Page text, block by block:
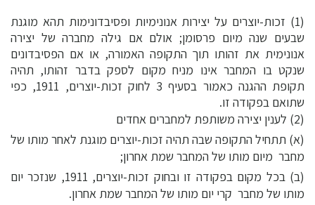
(1) זכות-יוצרים על יצירות אנונימיות ופסיבדונימות תהא מוגנת
שבעים שנה מיום פרסומן; אולם אם גילה מחברה של יצירה
אנונימית את זהותו תוך התקופה האמורה, או אם הפסיבדונים
שנקט בו המחבר אינו מניח מקום לספק בדבר זהותו, תהיה
תקופת ההגנה כאמור בסעיף 3 לחוק זכות-יוצרים, 1911, כפי
שתואם בפקודה זו.
(2) לענין יצירה משותפת למחברים אחדים 
(א) תתחיל התקופה שבה תהיה זכות-יוצרים מוגנת לאחר מותו של
מחבר  מיום מותו של המחבר שמת אחרון;
(ב) בכל מקום בפקודה זו ובחוק זכות-יוצרים, 1911, שנזכר יום
מותו של מחבר  קרי יום מותו של המחבר שמת אחרון.